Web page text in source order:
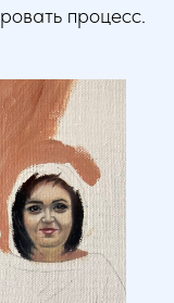
процесс.